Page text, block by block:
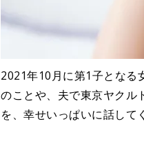
2021年10月に第1子となる
のことや、夫で東京ヤクル
を、幸せいっぱいに話して